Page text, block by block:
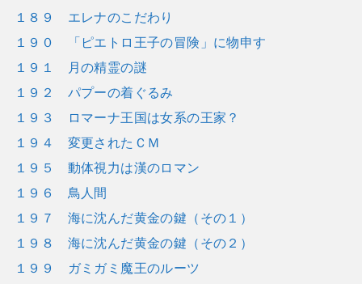
１８９ エレナのこだわり
１９０ 「ピエトロ王子の冒険」に物申す
１９１ 月の精霊の謎
１９２ パプーの着ぐるみ
１９３ ロマーナ王国は女系の王家？
１９４ 変更されたＣＭ
１９５ 動体視力は漢のロマン
１９６ 鳥人間
１９７ 海に沈んだ黄金の鍵（その１）
１９８ 海に沈んだ黄金の鍵（その２）
１９９ ガミガミ魔王のルーツ